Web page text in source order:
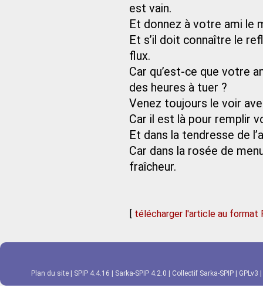
est vain.
Et donnez à votre ami le
Et s’il doit connaître le
flux.
Car qu’est-ce que votre
des heures à tuer ?
Venez toujours le voir
Car il est là pour remplir
Et dans la tendresse de
Car dans la rosée de
fraîcheur.
[ télécharger l'article au format
Plan du site SPIP 4.4.16 Sarka-SPIP 4.2.0 Collectif Sarka-SPIP GPLv3